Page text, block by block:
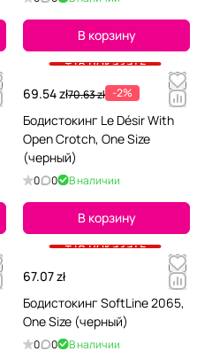
В корзину
+18 показать
69.54 zł70.63 zł -2%
Бодистокинг Le Désir With
Open Crotch, One Size
(черный)
0 0 В наличии
В корзину
+18 показать
67.07 zł
Бодистокинг SoftLine 2065,
One Size (черный)
0 0 В наличии